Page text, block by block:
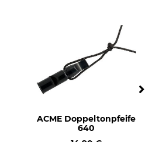
ACME Doppeltonpfeife
640